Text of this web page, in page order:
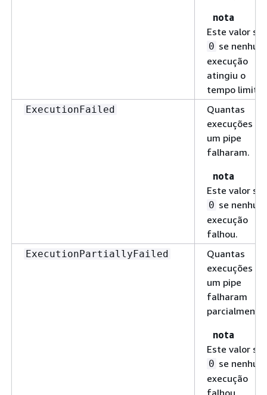
nota
Este valor
0 se
execução
atingiu o
tempo limite.
ExecutionFailed
Quantas
execuções de
um pipe
falharam.
nota
Este valor
0 se
execução
falhou.
ExecutionPartiallyFailed
Quantas
execuções de
um pipe
falharam
parcialmente.
nota
Este valor
0 se
execução
falhou